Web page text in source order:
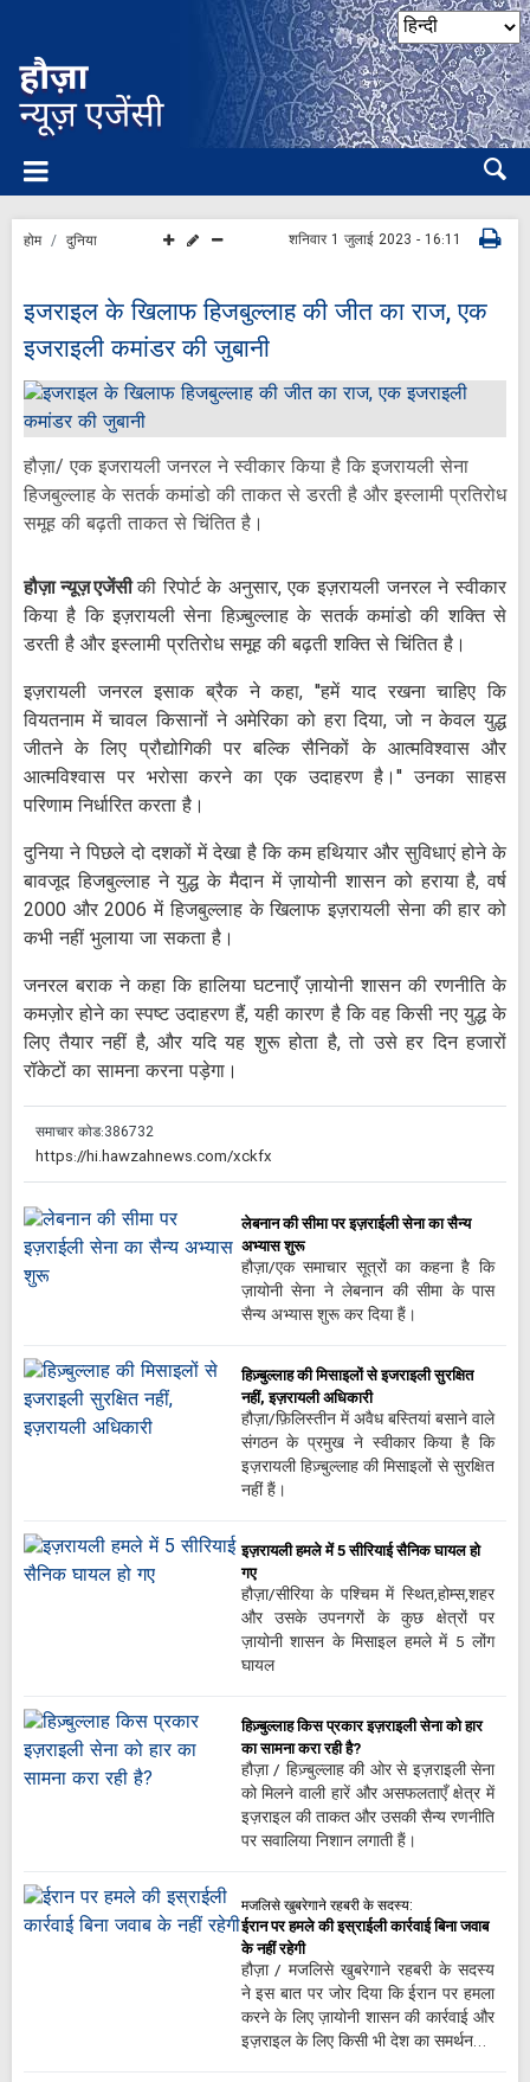
होम दुनिया शनिवार 1 जुलाई 2023 - 16:11
इजराइल के खिलाफ हिजबुल्लाह की जीत का राज, एक
इजराइली कमांडर की जुबानी
हौज़ा/ एक इजरायली जनरल ने स्वीकार किया है कि इजरायली सेना
हिजबुल्लाह के सतर्क कमांडो की ताकत से डरती है और इस्लामी प्रतिरोध
समूह की बढ़ती ताकत से चिंतित है।
हौज़ा न्यूज़ एजेंसीकी रिपोर्ट के अनुसार, एक इज़रायली जनरल ने स्वीकार
किया है कि इज़रायली सेना हिज़्बुल्लाह के सतर्क कमांडो की शक्ति से
डरती है और इस्लामी प्रतिरोध समूह की बढ़ती शक्ति से चिंतित है।
इज़रायली जनरल इसाक ब्रैक ने कहा, "हमें याद रखना चाहिए कि
वियतनाम में चावल किसानों ने अमेरिका को हरा दिया, जो न केवल युद्ध
जीतने के लिए प्रौद्योगिकी पर बल्कि सैनिकों के आत्मविश्वास और
आत्मविश्वास पर भरोसा करने का एक उदाहरण है।" उनका साहस
परिणाम निर्धारित करता है।
दुनिया ने पिछले दो दशकों में देखा है कि कम हथियार और सुविधाएं होने के
बावजूद हिजबुल्लाह ने युद्ध के मैदान में ज़ायोनी शासन को हराया है, वर्ष
2000 और 2006 में हिजबुल्लाह के खिलाफ इज़रायली सेना की हार को
कभी नहीं भुलाया जा सकता है।
जनरल बराक ने कहा कि हालिया घटनाएँ ज़ायोनी शासन की रणनीति के
कमज़ोर होने का स्पष्ट उदाहरण हैं, यही कारण है कि वह किसी नए युद्ध के
लिए तैयार नहीं है, और यदि यह शुरू होता है, तो उसे हर दिन हजारों
रॉकेटों का सामना करना पड़ेगा।
समाचार कोड:386732
लेबनान की सीमा पर इज़राईली सेना का सैन्य
अभ्यास शुरू
हौज़ा/एक समाचार सूत्रों का कहना है कि
ज़ायोनी सेना ने लेबनान की सीमा के पास
सैन्य अभ्यास शुरू कर दिया हैं।
हिज़्बुल्लाह की मिसाइलों से इजराइली सुरक्षित
नहीं, इज़रायली अधिकारी
हौज़ा/फ़िलिस्तीन में अवैध बस्तियां बसाने वाले
संगठन के प्रमुख ने स्वीकार किया है कि
इज़रायली हिज़्बुल्लाह की मिसाइलों से सुरक्षित
नहीं हैं।
इज़रायली हमले में 5 सीरियाई सैनिक घायल हो
गए
हौज़ा/सीरिया के पश्चिम में स्थित,होम्स,शहर
और उसके उपनगरों के कुछ क्षेत्रों पर
ज़ायोनी शासन के मिसाइल हमले में 5 लोंग
घायल
हिज़्बुल्लाह किस प्रकार इज़राइली सेना को हार
का सामना करा रही है?
हौज़ा / हिज़्बुल्लाह की ओर से इज़राइली सेना
को मिलने वाली हारें और असफलताएँ क्षेत्र में
इज़राइल की ताकत और उसकी सैन्य रणनीति
पर सवालिया निशान लगाती हैं।
मजलिसे खुबरेगाने रहबरी के सदस्य:
ईरान पर हमले की इस्राईली कार्रवाई बिना जवाब
के नहीं रहेगी
हौज़ा / मजलिसे खुबरेगाने रहबरी के सदस्य
ने इस बात पर जोर दिया कि ईरान पर हमला
करने के लिए ज़ायोनी शासन की कार्रवाई और
इज़राइल के लिए किसी भी देश का समर्थन…